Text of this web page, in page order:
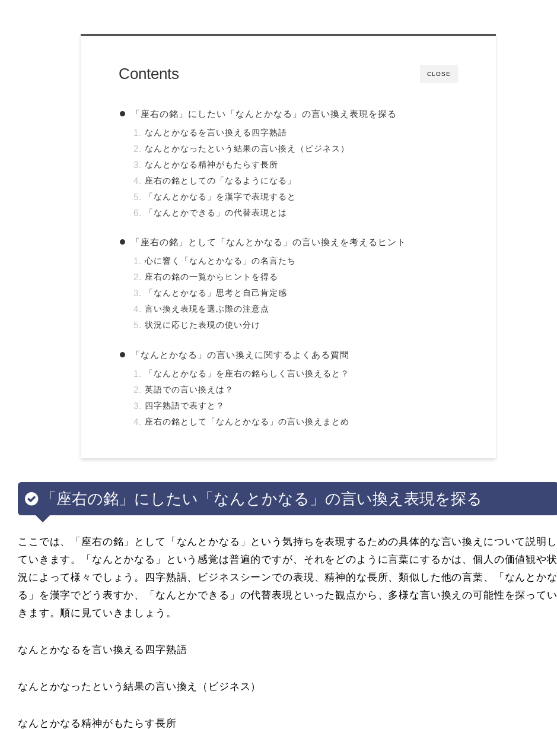
CLOSE
Contents
「座右の銘」にしたい「なんとかなる」の言い換え表現を探る
なんとかなるを言い換える四字熟語
なんとかなったという結果の言い換え（ビジネス）
なんとかなる精神がもたらす長所
座右の銘としての「なるようになる」
「なんとかなる」を漢字で表現すると
「なんとかできる」の代替表現とは
「座右の銘」として「なんとかなる」の言い換えを考えるヒント
心に響く「なんとかなる」の名言たち
座右の銘の一覧からヒントを得る
「なんとかなる」思考と自己肯定感
言い換え表現を選ぶ際の注意点
状況に応じた表現の使い分け
「なんとかなる」の言い換えに関するよくある質問
「なんとかなる」を座右の銘らしく言い換えると？
英語での言い換えは？
四字熟語で表すと？
座右の銘として「なんとかなる」の言い換えまとめ
「座右の銘」にしたい「なんとかなる」の言い換え表現を探る
ここでは、「座右の銘」として「なんとかなる」という気持ちを表現するための具体的な言い換えについて説明し
ていきます。「なんとかなる」という感覚は普遍的ですが、それをどのように言葉にするかは、個人の価値観や状
況によって様々でしょう。四字熟語、ビジネスシーンでの表現、精神的な長所、類似した他の言葉、「なんとかな
る」を漢字でどう表すか、「なんとかできる」の代替表現といった観点から、多様な言い換えの可能性を探ってい
きます。順に見ていきましょう。
なんとかなるを言い換える四字熟語
なんとかなったという結果の言い換え（ビジネス）
なんとかなる精神がもたらす長所